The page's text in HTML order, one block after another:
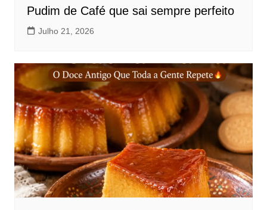
Pudim de Café que sai sempre perfeito
Julho 21, 2026